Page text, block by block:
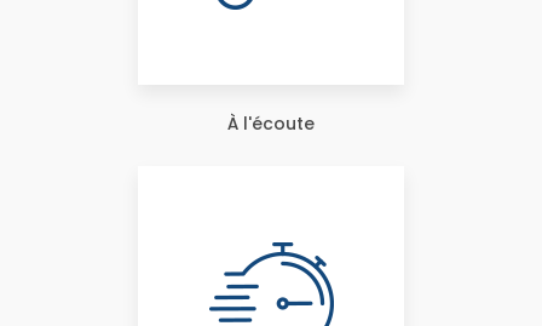
À l'écoute